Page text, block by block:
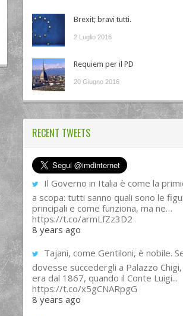
Brexit; bravi tutti.
2 Luglio 2016
Requiem per il PD
20 Giugno 2016
RECENT TWEETS
Il Governo in Italia è come la
a scopa: tutti sanno quali sono le
principali e come funziona, ma ne…
https://t.co/armLfZz3D2
8 years ago
Tajani, come Gentiloni, è nobile.
dovesse succedergli a Palazzo Chigi,
era dal 1867, quando il Conte Luigi...
https://t.co/x5gCNARpgG
8 years ago